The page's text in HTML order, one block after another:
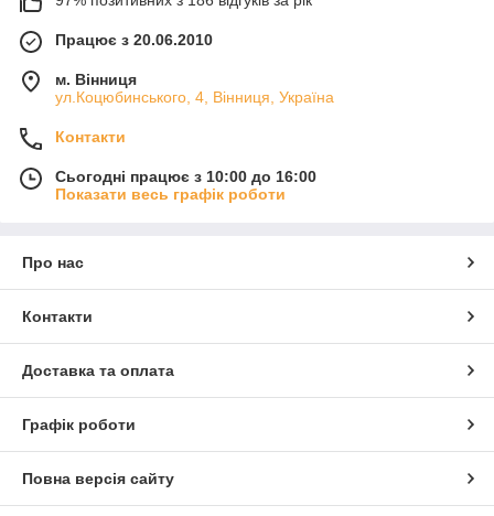
Працює з 20.06.2010
м. Вінниця
ул.Коцюбинського, 4, Вінниця, Україна
Контакти
Сьогодні працює з 10:00 до 16:00
Показати весь графік роботи
Про нас
Контакти
Доставка та оплата
Графік роботи
Повна версія сайту